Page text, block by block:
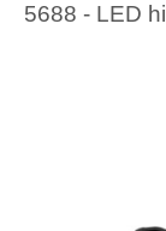
5688 - LED